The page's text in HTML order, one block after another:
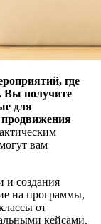
где
Вы получите
для
вам
и создания
на программы,
от
кейсами.